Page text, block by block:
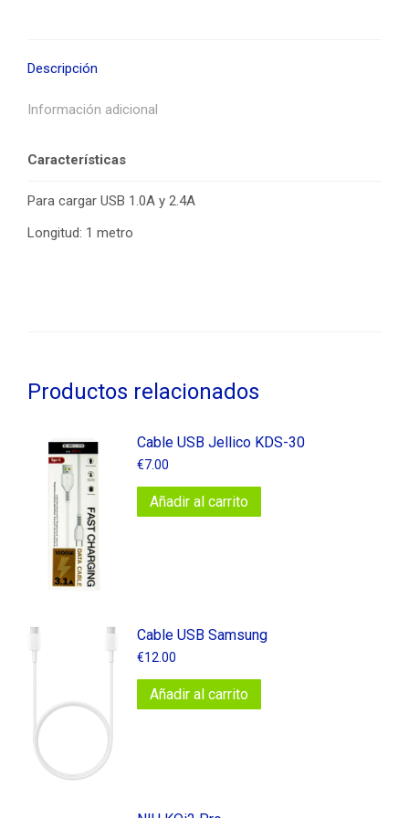
Descripción
Información adicional
Características
Para cargar USB 1.0A y 2.4A
Longitud: 1 metro
Productos relacionados
Cable USB Jellico KDS-30
€7.00
Añadir al carrito
Cable USB Samsung
€12.00
Añadir al carrito